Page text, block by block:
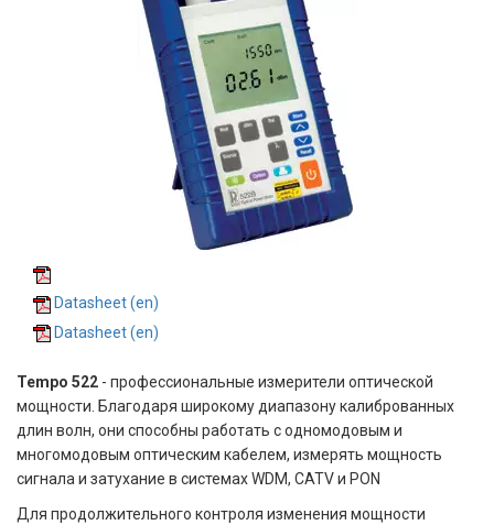
Datasheet (en)
Datasheet (en)
Tempo 522 - профессиональные измерители оптической
мощности. Благодаря широкому диапазону калиброванных
длин волн, они способны работать с одномодовым и
многомодовым оптическим кабелем, измерять мощность
сигнала и затухание в системах WDM, CATV и PON
Для продолжительного контроля изменения мощности